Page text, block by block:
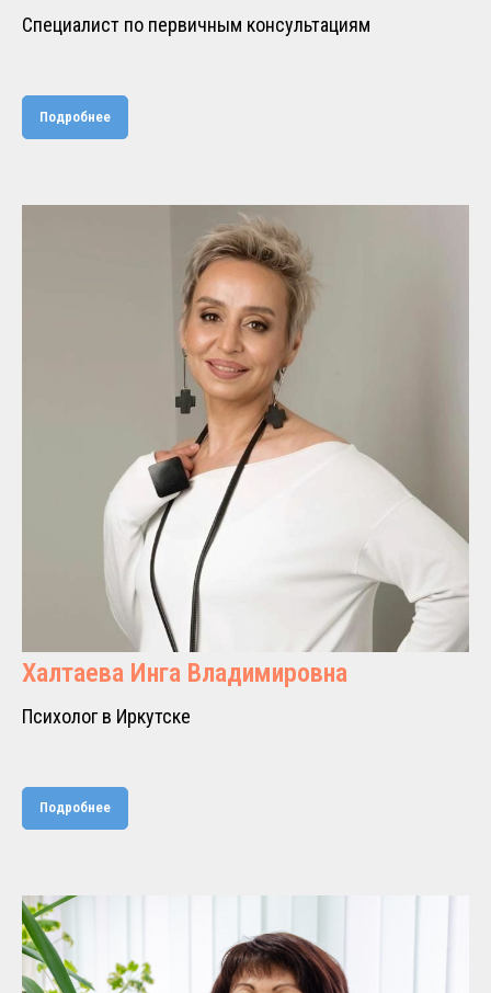
Специалист по первичным консультациям
Подробнее
Халтаева Инга Владимировна
Психолог в Иркутске
Подробнее